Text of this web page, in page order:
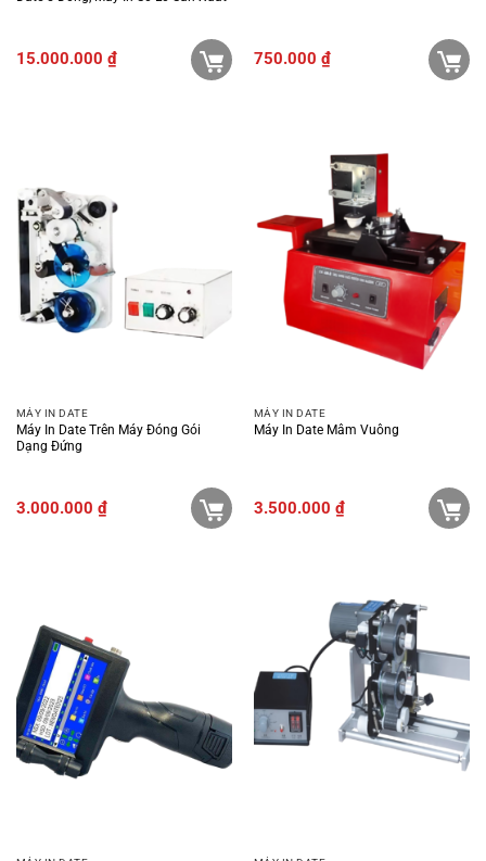
15.000.000 ₫ 750.000 ₫
MÁY IN DATE
Máy In Date Trên Máy Đóng Gói
Dạng Đứng
3.000.000 ₫
MÁY IN DATE
Máy In Date Mâm Vuông
3.500.000 ₫